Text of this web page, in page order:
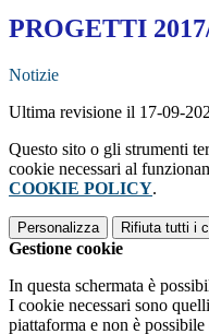
PROGETTI
Notizie
Ultima revisione il 17-09-
Questo sito o gli strumenti
cookie necessari al
COOKIE POLICY.
Personalizza Rifiuta tutti i
Gestione cookie
In questa schermata è
I cookie necessari sono
piattaforma e non è